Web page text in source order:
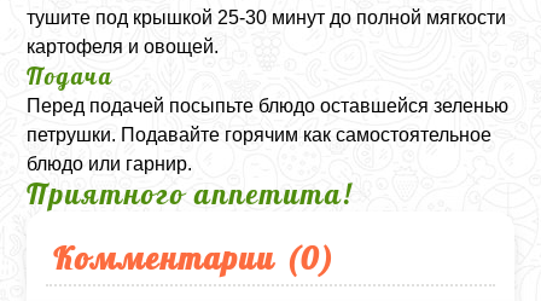
тушите под крышкой 25-30 минут до полной мягкости
картофеля и овощей.
Подача
Перед подачей посыпьте блюдо оставшейся зеленью
петрушки. Подавайте горячим как самостоятельное
блюдо или гарнир.
Приятного аппетита!
Комментарии (0)